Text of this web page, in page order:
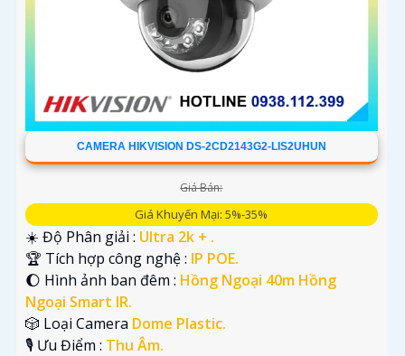
CAMERA HIKVISION DS-2CD2143G2-LIS2UHUN
Giá Bán:
Giá Khuyến Mại: 5%-35%
☀️ Độ Phân giải : Ultra 2k + .
🏆 Tích hợp công nghệ : IP POE.
🌔 Hình ảnh ban đêm : Hồng Ngoại 40m Hồng
Ngoại Smart IR.
🎲 Loại Camera Dome Plastic.
️🎙 Ưu Điểm : Thu Âm.